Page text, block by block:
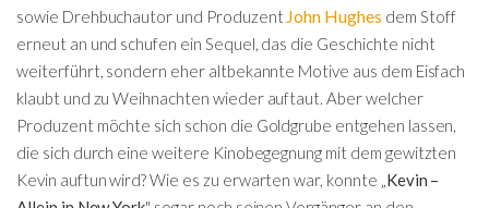
sowie Drehbuchautor und Produzent John Hughes dem Stoff
erneut an und schufen ein Sequel, das die Geschichte nicht
weiterführt, sondern eher altbekannte Motive aus dem Eisfach
klaubt und zu Weihnachten wieder auftaut. Aber welcher
Produzent möchte sich schon die Goldgrube entgehen lassen,
die sich durch eine weitere Kinobegegnung mit dem gewitzten
Kevin auftun wird? Wie es zu erwarten war, konnte „ Kevin –